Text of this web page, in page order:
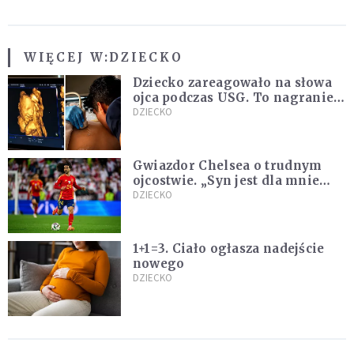
WIĘCEJ W:DZIECKO
Dziecko zareagowało na słowa
ojca podczas USG. To nagranie
podbija sieć
DZIECKO
Gwiazdor Chelsea o trudnym
ojcostwie. „Syn jest dla mnie
ważniejszy niż sportowe trofea”
DZIECKO
1+1=3. Ciało ogłasza nadejście
nowego
DZIECKO